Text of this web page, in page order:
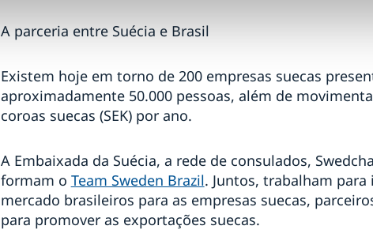
A parceria entre Suécia e Brasil
Existem hoje em torno de 200 empresas suecas
aproximadamente 50.000 pessoas, além de
coroas suecas (SEK) por ano.
A Embaixada da Suécia, a rede de consulados,
formam o Team Sweden Brazil. Juntos, trabalham
mercado brasileiros para as empresas suecas,
para promover as exportações suecas.